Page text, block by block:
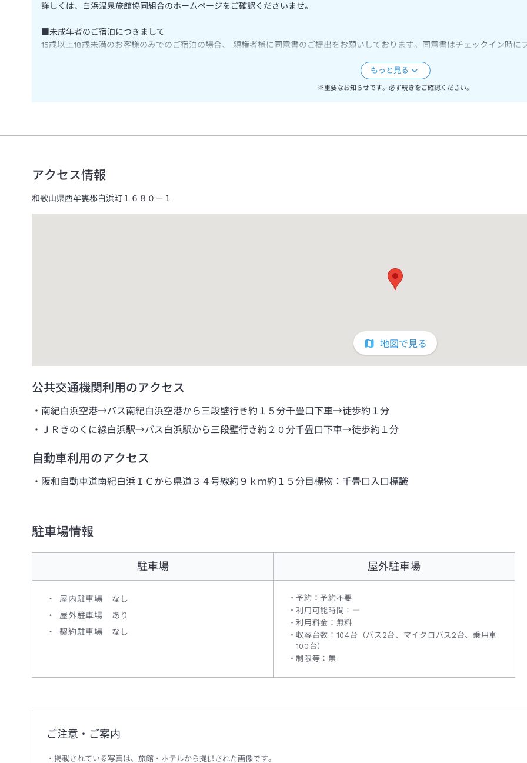
詳しくは、白浜温泉旅館協同組合のホームページをご確認くださいませ。
■未成年者のご宿泊につきまして
15歳以上18歳未満のお客様のみでのご宿泊の場合、 親権者様に同意書のご提出をお願いしております。同意書はチェックイン時に
■休館のご案内
お客様には大変ご迷惑をおかけいたしますがご理解賜りますよう、何卒よろしくお願いいたします。
■施設からのお知らせ
大浴場へは20段の階段があります。スタンダードルームには内風呂がありません。露天風呂付お部屋の露天は水道水の沸かし湯と
お食事はバイキング形式のため、様々なメニューを同一の厨房、同一の調理器具で調理しており、加工・調理の過程において提
このことから誠に恐縮ですが、以下のご対応を承ることができませんのでご了承ください。
・夕食ならびに朝食でご提供するお料理の成分表の掲示
恐れ入りますが、お客様におかれましては上記をご理解の上、お客様ご自身で最終的な喫食のご判断をお願い申し上げます。
なお、アレルギーをお持ちのお客様は、安全な食品（アレルゲンフリーレトルトなど）・食器類のお持ち込みが可能です。
お持ち込みされる場合は、予めご予約時にお申し付け下さい。
■その他
スタッフによるお部屋までのご案内はございませんので予めご了承ください。
※重要なお知らせです。必ず続きをご確認ください。
アクセス情報
和歌山県西牟婁郡白浜町１６８０－１
地図で見る
公共交通機関利用のアクセス
南紀白浜空港→バス南紀白浜空港から三段壁行き約１５分千畳口下車→徒歩約１分
ＪＲきのくに線白浜駅→バス白浜駅から三段壁行き約２０分千畳口下車→徒歩約１分
自動車利用のアクセス
阪和自動車道南紀白浜ＩＣから県道３４号線約９ｋｍ約１５分目標物：千畳口入口標識
駐車場情報
駐車場
屋内駐車場 なし
屋外駐車場 あり
契約駐車場 なし
屋外駐車場
予約：予約不要
利用可能時間：―
利用料金：無料
収容台数：104台（バス2台、マイクロバス2台、乗用車
100台）
制限等：無
ご注意・ご案内
掲載されている写真は、旅館・ホテルから提供された画像です。